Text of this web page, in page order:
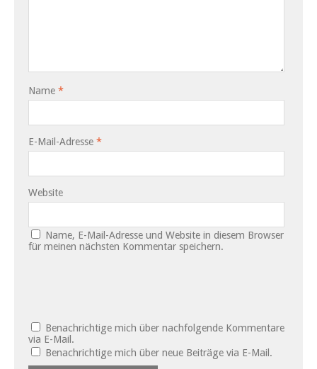
Name *
E-Mail-Adresse *
Website
Name, E-Mail-Adresse und Website in diesem Browser
für meinen nächsten Kommentar speichern.
Benachrichtige mich über nachfolgende Kommentare
via E-Mail.
Benachrichtige mich über neue Beiträge via E-Mail.